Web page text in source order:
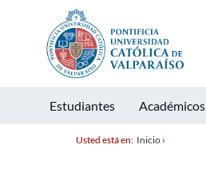
Estudiantes Académicos
Usted está en: Inicio›